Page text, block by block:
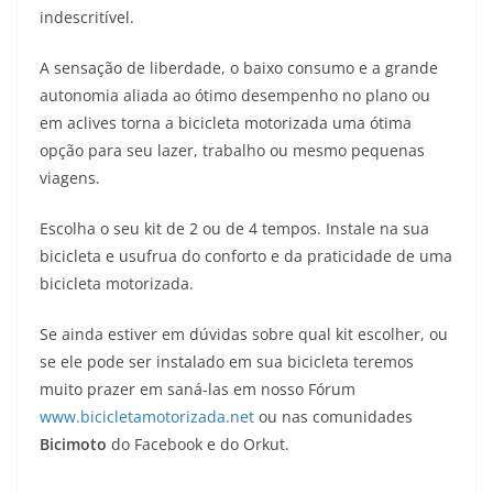
indescritível.
A sensação de liberdade, o baixo consumo e a grande
autonomia aliada ao ótimo desempenho no plano ou
em aclives torna a bicicleta motorizada uma ótima
opção para seu lazer, trabalho ou mesmo pequenas
viagens.
Escolha o seu kit de 2 ou de 4 tempos. Instale na sua
bicicleta e usufrua do conforto e da praticidade de uma
bicicleta motorizada.
Se ainda estiver em dúvidas sobre qual kit escolher, ou
se ele pode ser instalado em sua bicicleta teremos
muito prazer em saná-las em nosso Fórum
www.bicicletamotorizada.net ou nas comunidades
Bicimoto do Facebook e do Orkut.